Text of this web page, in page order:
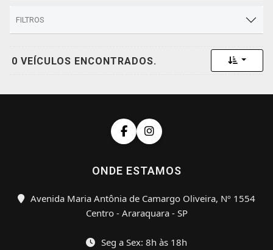
FILTROS
0 VEÍCULOS ENCONTRADOS. Toggle
ONDE ESTAMOS
Avenida Maria Antônia de Camargo Oliveira, Nº 1554
Centro - Araraquara - SP
Seg a Sex: 8h às 18h